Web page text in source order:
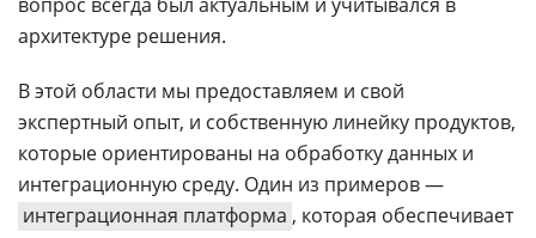
архитектуре решения.
В этой области мы предоставляем и свой
экспертный опыт, и собственную линейку продуктов,
которые ориентированы на обработку данных и
интеграционную среду. Один из примеров —
интеграционная платформа , которая обеспечивает